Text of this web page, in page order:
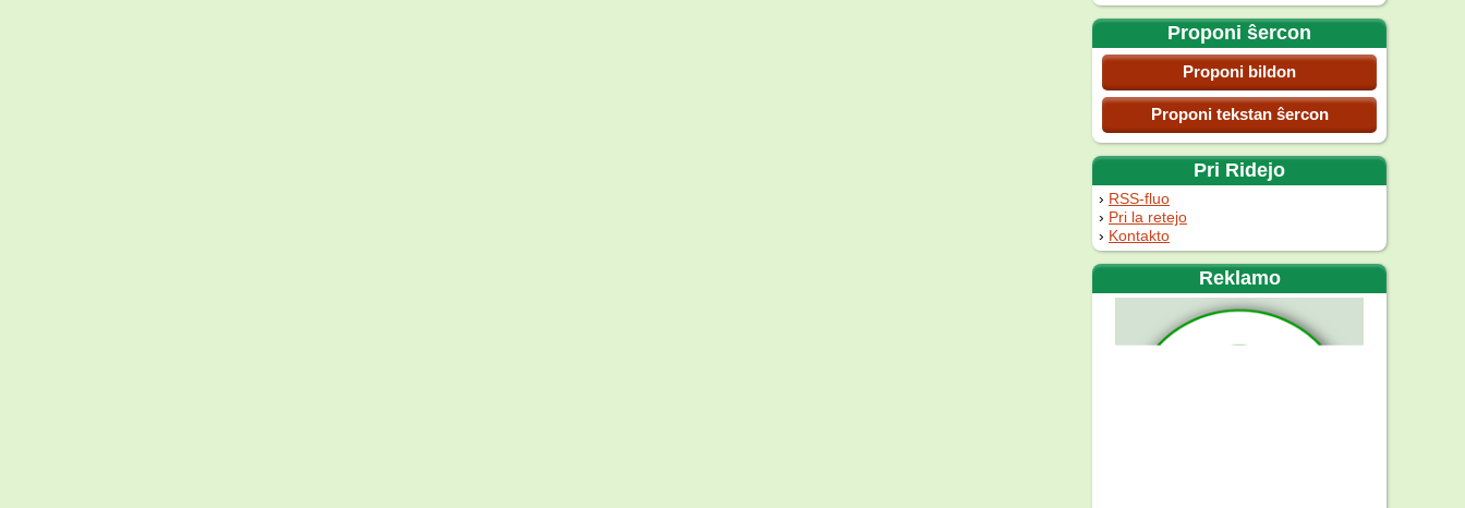
Proponi ŝercon
Proponi bildon
Proponi tekstan ŝercon
Pri Ridejo
RSS-fluo
Pri la retejo
Kontakto
Reklamo